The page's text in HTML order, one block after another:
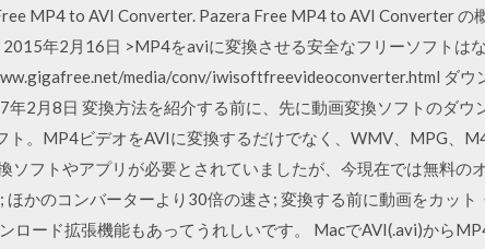
MP4 to AVI Converter. Pazera Free MP4 to AVI Converter の
年2月16日 >MP4をaviに変換させる安全なフリーソフトは
media/conv/iwisoftfreevideoconverter.html ダウ
年2月8日 変換方法を紹介する前に、先に動画変換ソフトのダウ
ト。MP4ビデオをAVIに変換するだけでなく、WMV、MPG、
ソフトやアプリが必要とされていましたが、今現在では無料の
かのコンバーターより30倍の速さ; 変換する前に動画をカッ
ロード拡張機能もあってうれしいです。 MacでAVI(.avi)から